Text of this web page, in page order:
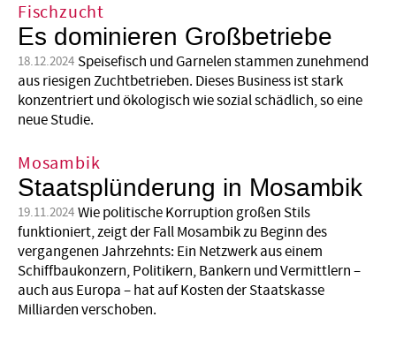
Fischzucht
Es dominieren Großbetriebe
18.12.2024 Speisefisch und Garnelen stammen zunehmend
aus riesigen Zuchtbetrieben. Dieses Business ist stark
konzentriert und ökologisch wie sozial schädlich, so eine
neue Studie.
Mosambik
Staatsplünderung in Mosambik
19.11.2024 Wie politische Korruption großen Stils
funktioniert, zeigt der Fall Mosambik zu Beginn des
vergangenen Jahrzehnts: Ein Netzwerk aus einem
Schiffbaukonzern, Politikern, Bankern und Vermittlern –
auch aus Europa – hat auf Kosten der Staatskasse
Milliarden verschoben.